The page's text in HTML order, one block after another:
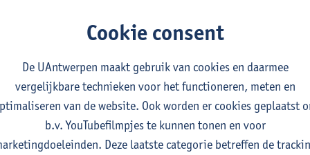
kan ook gekozen worden uit het aanbod van
dient hiervoor een goedkeuring aan te vragen via het formulier
een UA-opleiding' (zie website). Het ingevulde formulier moet,
van de faculteit Ontwerpwetenschappen bezorgd
2
1E/2E SEM
studiepunten
Johan Nackaerts Paul Wauters
Cookie consent
De UAntwerpen maakt gebruik van cookies en daarmee
vergelijkbare technieken voor het functioneren, meten en
van de website. Ook worden er cookies geplaatst
b.v. YouTubefilmpjes te kunnen tonen en voor
Deze laatste categorie betreffen de